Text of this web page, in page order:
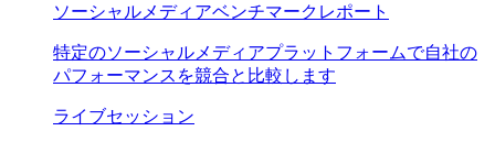
ソーシャルメディアベンチマークレポート
特定のソーシャルメディアプラットフォームで自社の
パフォーマンスを競合と比較します
ライブセッション